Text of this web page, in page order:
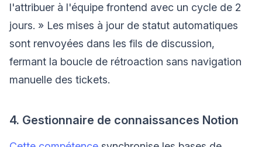
l'attribuer à l'équipe frontend avec un cycle de 2
jours. » Les mises à jour de statut automatiques
sont renvoyées dans les fils de discussion,
fermant la boucle de rétroaction sans navigation
manuelle des tickets.
4. Gestionnaire de connaissances Notion